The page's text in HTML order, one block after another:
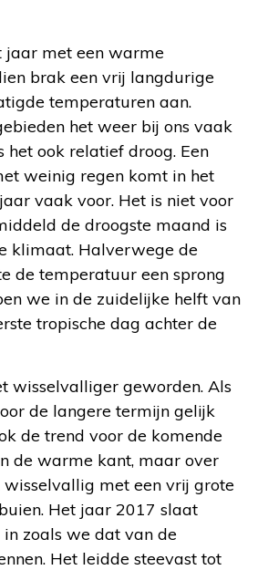
jaar met een warme
brak een vrij langdurige
temperaturen aan.
het weer bij ons vaak
het ook relatief droog. Een
weinig regen komt in het
vaak voor. Het is niet voor
de droogste maand is
klimaat. Halverwege de
de temperatuur een sprong
we in de zuidelijke helft van
tropische dag achter de
wisselvalliger geworden. Als
de langere termijn gelijk
de trend voor de komende
de warme kant, maar over
wisselvallig met een vrij grote
Het jaar 2017 slaat
zoals we dat van de
Het leidde steevast tot